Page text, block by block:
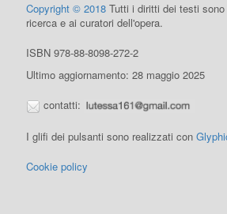
Copyright © 2018 Tutti i diritti dei testi
ricerca e ai curatori dell'opera.
ISBN 978-88-8098-272-2
Ultimo aggiornamento: 28 maggio 2025
contatti:
I glifi dei pulsanti sono realizzati con
Cookie policy